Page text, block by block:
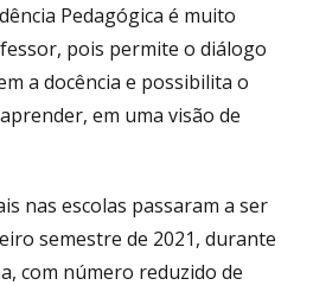
Pedagógica é muito
pois permite o diálogo
a docência e possibilita o
em uma visão de
nas escolas passaram a ser
semestre de 2021, durante
com número reduzido de